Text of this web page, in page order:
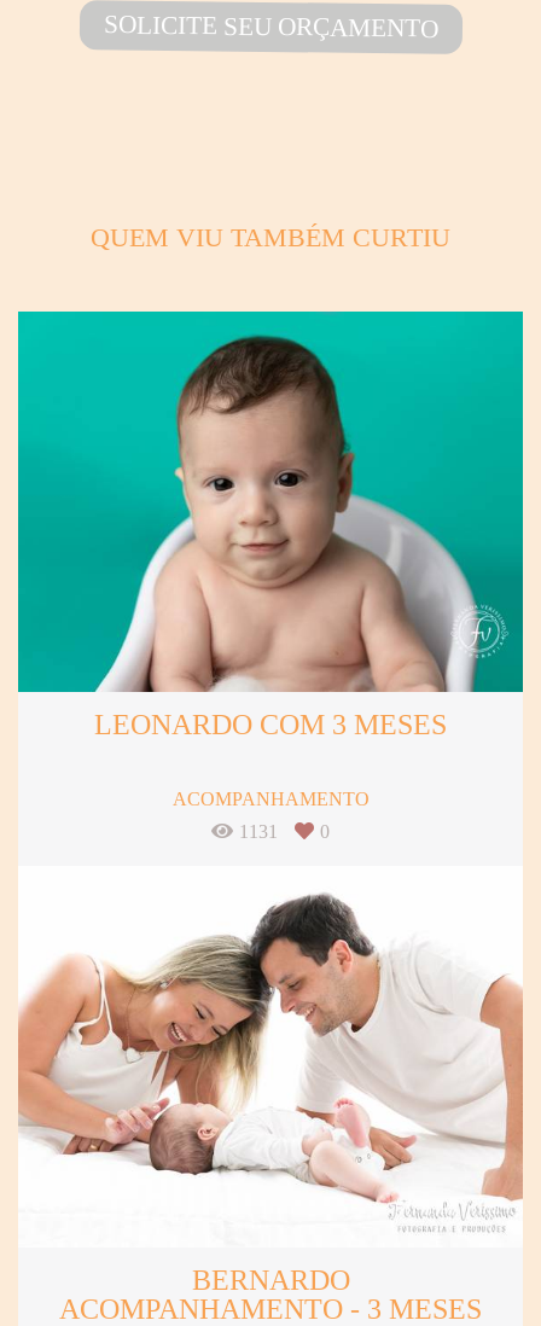
SOLICITE SEU ORÇAMENTO
QUEM VIU TAMBÉM CURTIU
LEONARDO COM 3 MESES
ACOMPANHAMENTO
1131
0
BERNARDO
ACOMPANHAMENTO - 3 MESES